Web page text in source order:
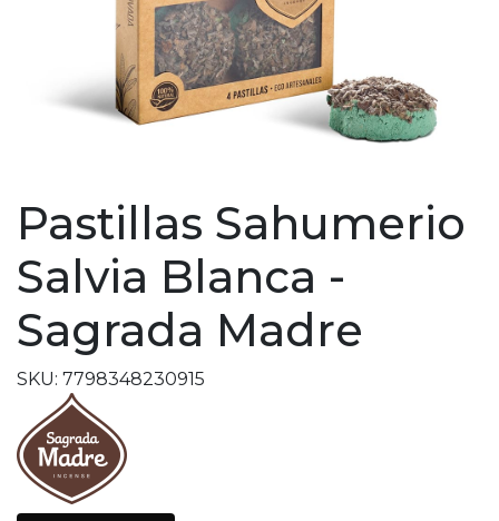
Pastillas Sahumerio
Salvia Blanca -
Sagrada Madre
SKU: 7798348230915